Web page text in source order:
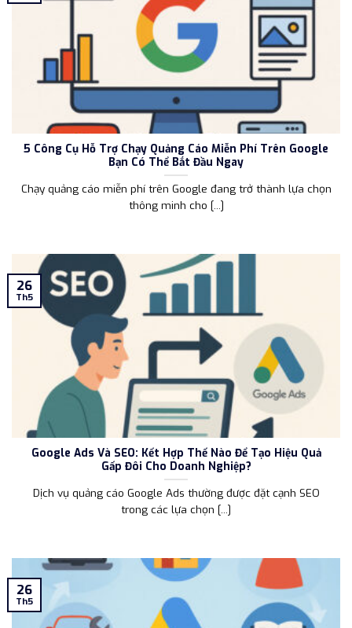
5 Công Cụ Hỗ Trợ Chạy Quảng Cáo Miễn Phí Trên Google
Bạn Có Thể Bắt Đầu Ngay
Chạy quảng cáo miễn phí trên Google đang trở thành lựa chọn
thông minh cho [...]
Google Ads Và SEO: Kết Hợp Thế Nào Để Tạo Hiệu Quả
Gấp Đôi Cho Doanh Nghiệp?
Dịch vụ quảng cáo Google Ads thường được đặt cạnh SEO
trong các lựa chọn [...]
26
Th5
26
Th5